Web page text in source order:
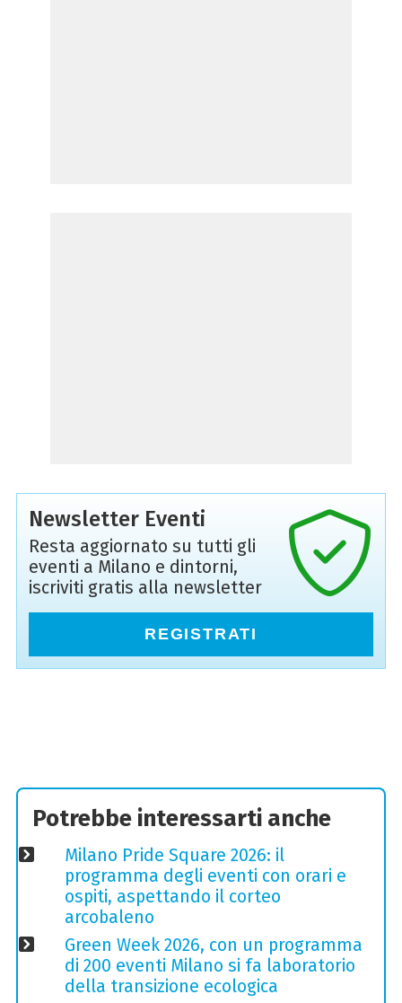
Newsletter Eventi
Resta aggiornato su tutti gli
eventi a Milano e dintorni,
iscriviti gratis alla newsletter
REGISTRATI
Potrebbe interessarti anche
Milano Pride Square 2026: il
programma degli eventi con orari e
ospiti, aspettando il corteo
arcobaleno
Green Week 2026, con un programma
di 200 eventi Milano si fa laboratorio
della transizione ecologica